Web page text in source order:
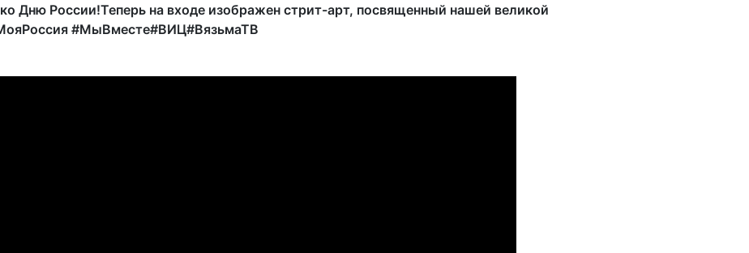
Дню России!Теперь на входе изображен стрит-арт, посвященный нашей великой
#МыВместе#ВИЦ#ВязьмаТВ